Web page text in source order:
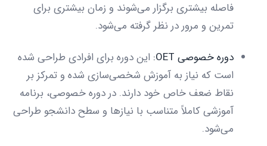
فاصله بیشتری برگزار می‌شوند و زمان بیشتری برای
تمرین و مرور در نظر گرفته می‌شود.
دوره خصوصی OET:
این دوره برای افرادی طراحی شده
است که نیاز به آموزش شخصی‌سازی شده و تمرکز بر
نقاط ضعف خاص خود دارند. در دوره خصوصی، برنامه
آموزشی کاملاً متناسب با نیازها و سطح دانشجو طراحی
می‌شود.